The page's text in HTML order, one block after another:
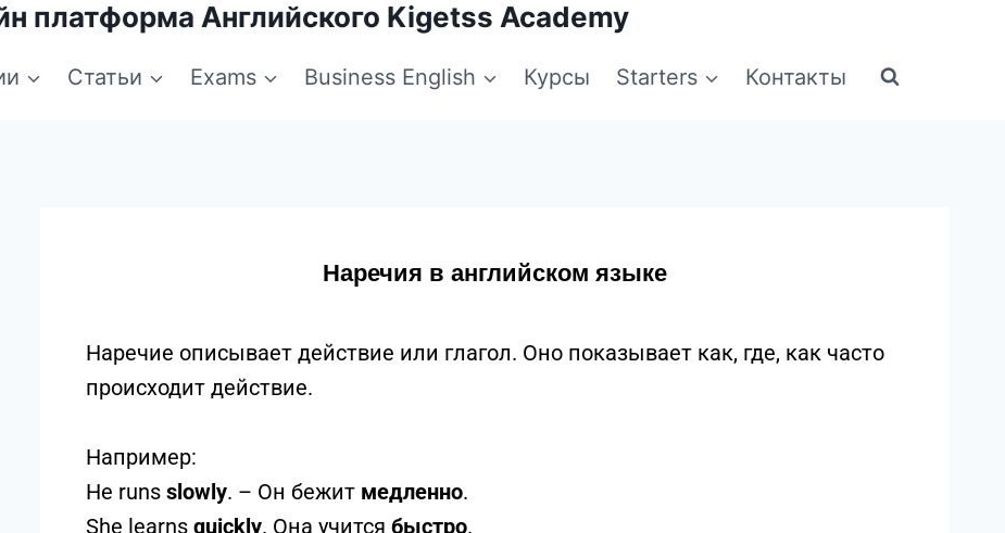
платформа Английского Kigetss Academy
Статьи Exams Business English Курсы Starters Контакты
Наречия в английском языке
Наречие описывает действие или глагол. Оно показывает как, где, как часто
происходит действие.
Например:
He runs slowly. – Он бежит медленно.
She learns quickly. Она учится быстро.